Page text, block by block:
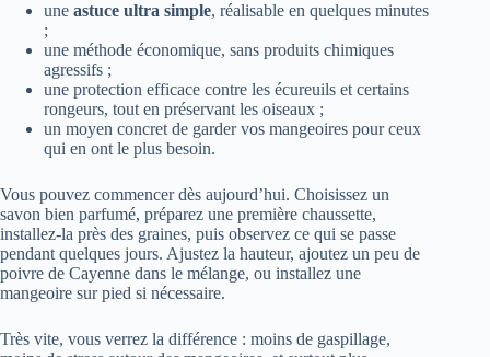
une astuce ultra simple, réalisable en quelques minutes
;
une méthode économique, sans produits chimiques
agressifs ;
une protection efficace contre les écureuils et certains
rongeurs, tout en préservant les oiseaux ;
un moyen concret de garder vos mangeoires pour ceux
qui en ont le plus besoin.
Vous pouvez commencer dès aujourd’hui. Choisissez un
savon bien parfumé, préparez une première chaussette,
installez-la près des graines, puis observez ce qui se passe
pendant quelques jours. Ajustez la hauteur, ajoutez un peu de
poivre de Cayenne dans le mélange, ou installez une
mangeoire sur pied si nécessaire.
Très vite, vous verrez la différence : moins de gaspillage,